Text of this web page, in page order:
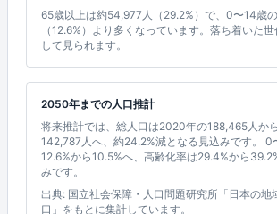
65歳以上は約54,977人（29.2%）で、0〜14歳
（12.6%）より多くなっています。落ち着いた
して見られます。
2050年までの人口推計
将来推計では、総人口は2020年の188,465人か
142,787人へ、約24.2%減となる見込みです。 0
12.6%から10.5%へ、高齢化率は29.4%から
みです。
出典: 国立社会保障・人口問題研究所「日本の地
口」をもとに集計しています。